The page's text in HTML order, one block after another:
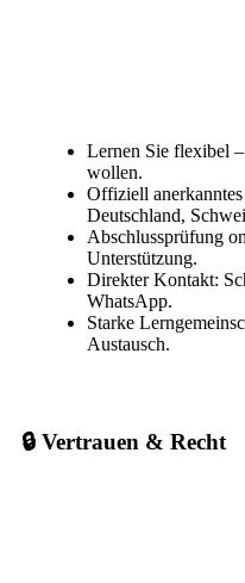
Lernen Sie flexibel
wollen.
Offiziell
Deutschland,
Abschlussprüfung
Unterstützung.
Direkter Kontakt:
WhatsApp.
Starke
Austausch.
🔒 Vertrauen & Recht